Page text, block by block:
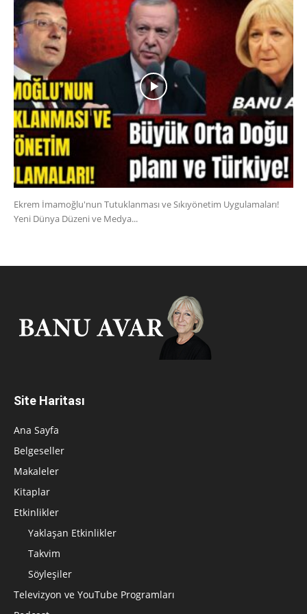
Ekrem İmamoğlu'nun Tutuklanması ve Sıkıyönetim Uygulamaları!
Yeni Dünya Düzeni ve Medya...
Site Haritası
Ana Sayfa
Belgeseller
Makaleler
Kitaplar
Etkinlikler
Yaklaşan Etkinlikler
Takvim
Söyleşiler
Televizyon ve YouTube Programları